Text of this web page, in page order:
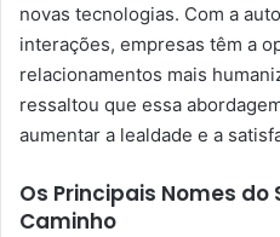
novas tecnologias. Com a
interações, empresas têm a
relacionamentos mais
ressaltou que essa
aumentar a lealdade e a
Os Principais Nomes
Caminho